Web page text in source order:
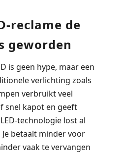
reclame de
geworden
is geen hype, maar een
verlichting zoals
verbruikt veel
snel kapot en geeft
technologie lost al
betaalt minder voor
vaak te vervangen